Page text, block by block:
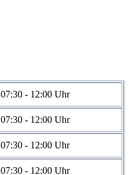
07:30 - 12:00 Uhr
07:30 - 12:00 Uhr
07:30 - 12:00 Uhr
07:30 - 12:00 Uhr